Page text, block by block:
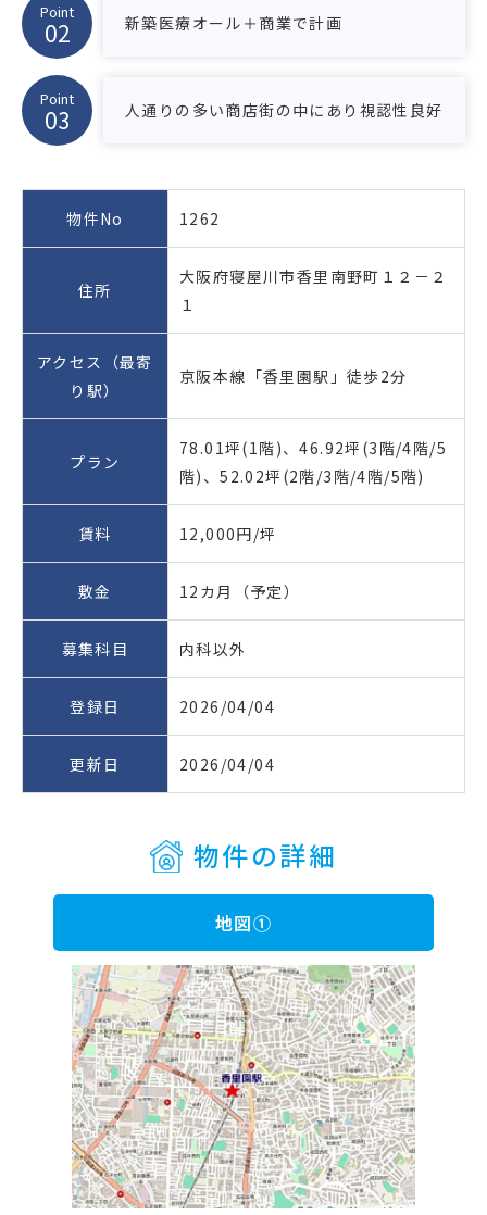
Point
新築医療オール＋商業で計画
Point
人通りの多い商店街の中にあり視認性良好
物件No 1262
住所
大阪府寝屋川市香里南野町１２－２
１
アクセス（最寄
り駅）
京阪本線「香里園駅」徒歩2分
プラン
78.01坪(1階)、46.92坪(3階/4階/5
階)、52.02坪(2階/3階/4階/5階)
賃料 12,000円/坪
敷金 12カ月（予定）
募集科目 内科以外
登録日 2026/04/04
更新日 2026/04/04
物件の詳細
地図①